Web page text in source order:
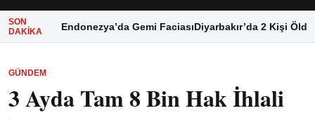
SON
DAKIKA
Endonezya’da Gemi FaciasıDiyarbakır’da 2 Kişi Öldü
GÜNDEM
3 Ayda Tam 8 Bin Hak İhlali